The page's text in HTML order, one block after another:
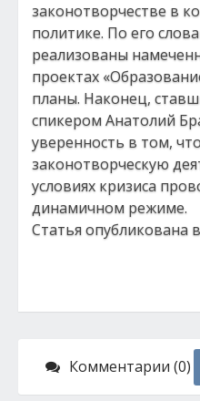
законотворчестве в
политике. По его
реализованы
проектах
планы. Наконец,
спикером Анатолий
уверенность в том,
законотворческую
условиях кризиса
динамичном режиме.
Статья опубликована
Комментарии (0)